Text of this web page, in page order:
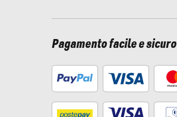
Pagamento facile e sicuro